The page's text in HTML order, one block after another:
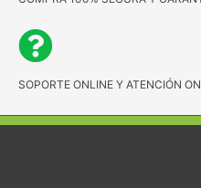
SOPORTE ONLINE Y ATENCIÓN